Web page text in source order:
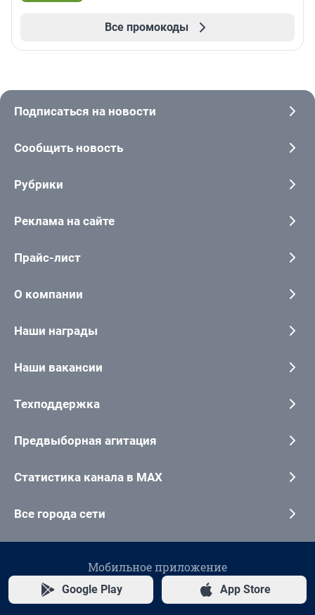
Все промокоды
Подписаться на новости
Сообщить новость
Рубрики
Реклама на сайте
Прайс-лист
О компании
Наши награды
Наши вакансии
Техподдержка
Предвыборная агитация
Статистика канала в MAX
Все города сети
Мобильное приложение
Google Play App Store